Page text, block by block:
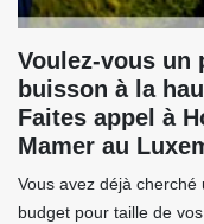
Voulez-vous un
buisson à la
Faites appel à
Mamer au
Vous avez déjà
budget pour taille de